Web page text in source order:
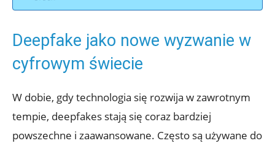
Deepfake jako nowe wyzwanie w
cyfrowym świecie
W ‌dobie, gdy technologia się⁢ rozwija ‍w zawrotnym
tempie, deepfakes‌ stają‍ się coraz bardziej
powszechne i zaawansowane. Często są używane do